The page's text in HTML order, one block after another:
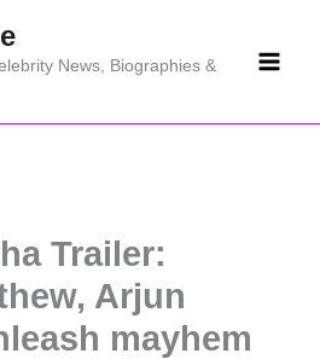
News, Biographies &
Trailer:
Arjun
mayhem